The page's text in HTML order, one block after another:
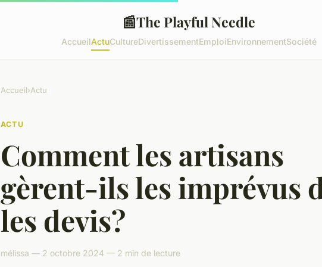
📰The Playful Needle
AccueilActuCultureDivertissementEmploiEnvironnementSociété
Accueil›Actu
ACTU
Comment les artisans
gèrent-ils les imprévus
les devis?
mélissa — 2 octobre 2024 — 2 min de lecture